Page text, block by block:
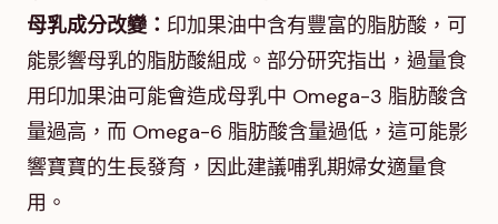
母乳成分改變： 印加果油中含有豐富的脂肪酸，可
能影響母乳的脂肪酸組成。部分研究指出，過量食
用印加果油可能會造成母乳中 Omega-3 脂肪酸含
量過高，而 Omega-6 脂肪酸含量過低，這可能影
響寶寶的生長發育，因此建議哺乳期婦女適量食
用。